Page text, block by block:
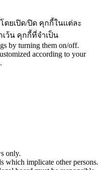
ยเปิด/ปิด คุกกี้ในแต่ละ
ว้น คุกกี้ที่จำเป็น
by turning them on/off.
according to your
only.
which implicate other persons.